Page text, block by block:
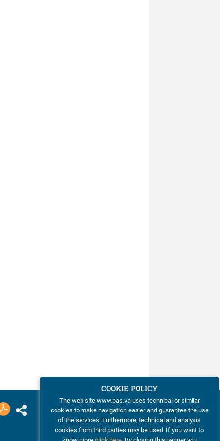
COOKIE POLICY
The web site www.pas.va uses technical or similar
cookies to make navigation easier and guarantee the use
of the services. Furthermore, technical and analysis
cookies from third parties may be used. If you want to